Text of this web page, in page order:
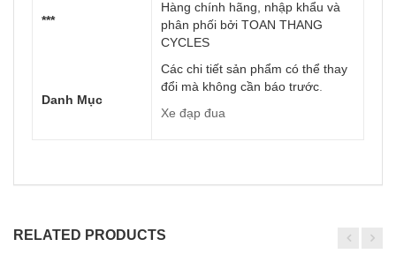
***
Danh Mục
Hàng chính hãng, nhập khẩu và
phân phối bởi TOAN THANG
CYCLES
Các chi tiết sản phẩm có thể thay
đổi mà không cần báo trước
Xe đạp đua
RELATED PRODUCTS